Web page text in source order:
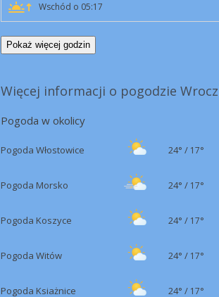
Wschód o 05:17
Pokaż więcej godzin
Więcej informacji o pogodzie
Pogoda w okolicy
Pogoda Włostowice 24° / 17°
Pogoda Morsko 24° / 17°
Pogoda Koszyce 24° / 17°
Pogoda Witów 24° / 17°
Pogoda Ksiażnice 24° / 17°